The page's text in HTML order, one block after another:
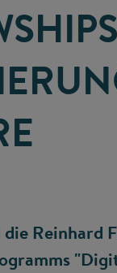
Reinhard